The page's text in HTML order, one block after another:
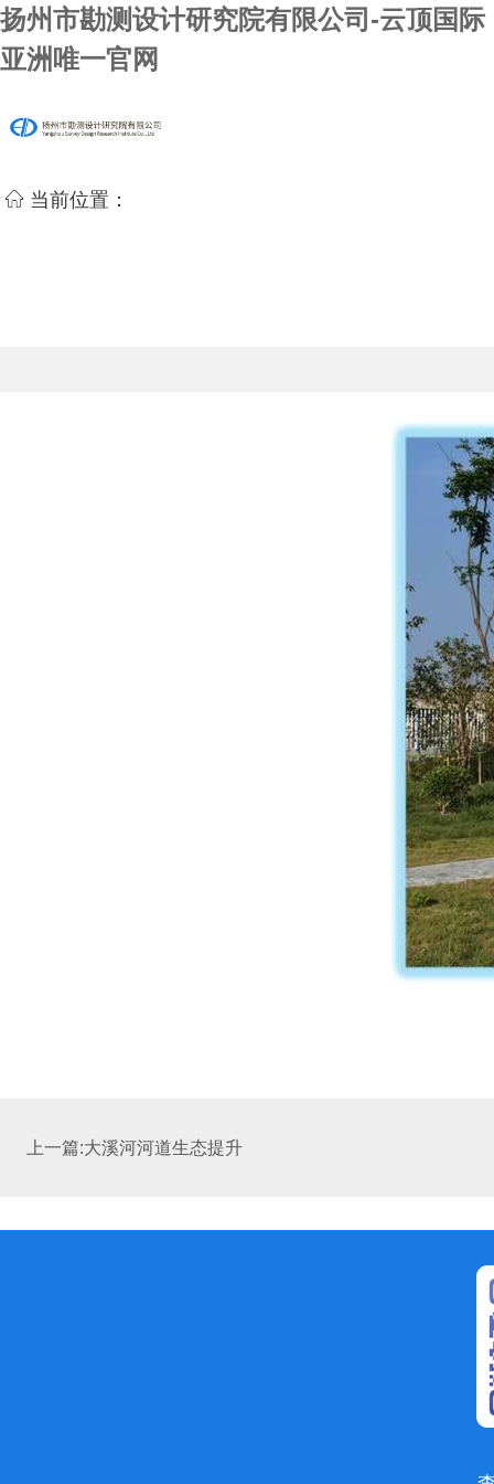
扬州市勘测设计研究院有限公司-云顶国际
亚洲唯一官网
当前位置：
上一篇:大溪河河道生态提升